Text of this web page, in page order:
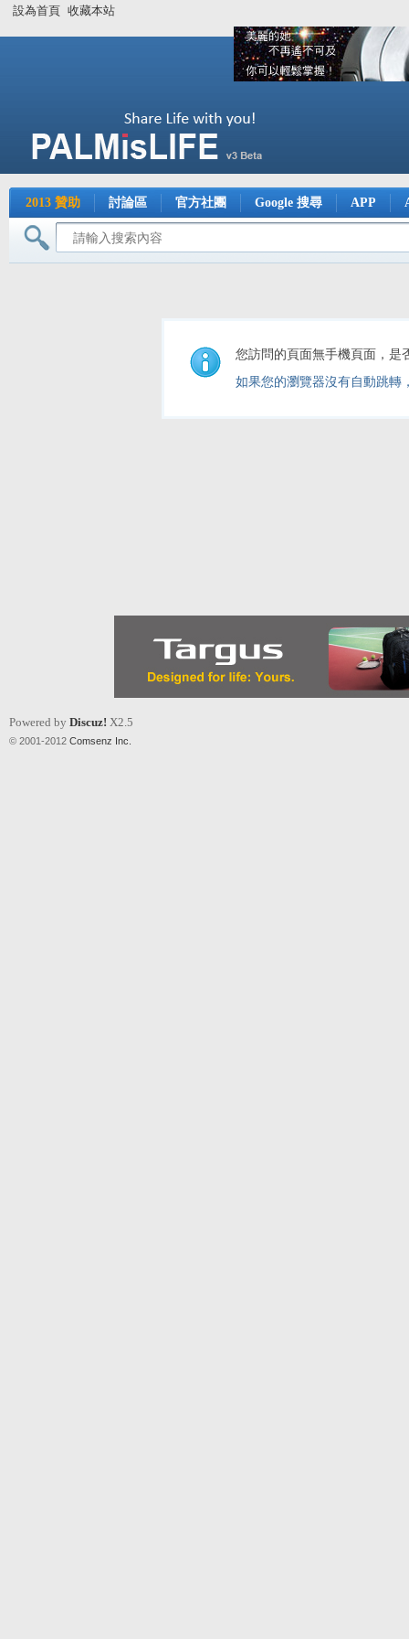
設為首頁 收藏本站
2013 贊助 討論區 官方社團 Google 搜尋 APP
您訪問的頁面無手機頁面，是
如果您的瀏覽器沒有自動跳轉
Powered by Discuz! X2.5
© 2001-2012 Comsenz Inc.